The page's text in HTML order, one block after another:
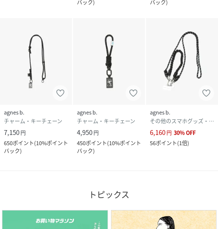
バック) バック)
agnes b.
チャーム・キーチェーン
7,150円
650ポイント(10%ポイント
バック)
agnes b.
チャーム・キーチェーン
4,950円
450ポイント(10%ポイント
バック)
agnes b.
その他のスマホグッズ・オーディオ機器
6,160円 30%OFF
56ポイント(1倍)
トピックス